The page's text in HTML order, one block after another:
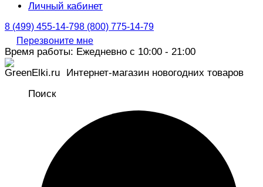
Личный кабинет
8 (499) 455-14-798 (800) 775-14-79
Перезвоните мне
Время работы: Ежедневно с 10:00 - 21:00
Интернет-магазин новогодних товаров
Поиск